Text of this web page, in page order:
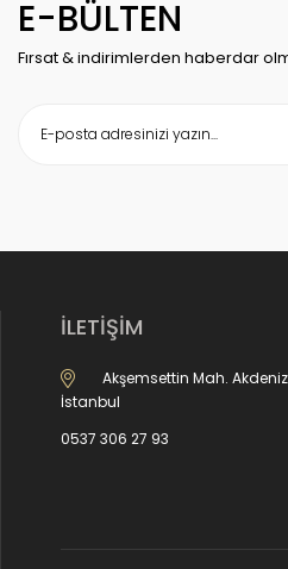
E-BÜLTEN
Fırsat & indirimlerden haberdar
İLETİŞİM
Akşemsettin Mah.
İstanbul
0537 306 27 93